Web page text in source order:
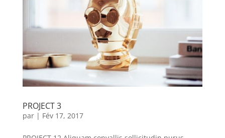
PROJECT 3
par | Fév 17, 2017